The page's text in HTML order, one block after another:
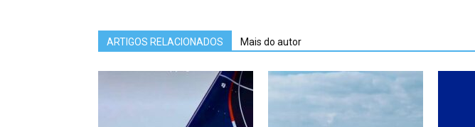
ARTIGOS RELACIONADOS Mais do autor